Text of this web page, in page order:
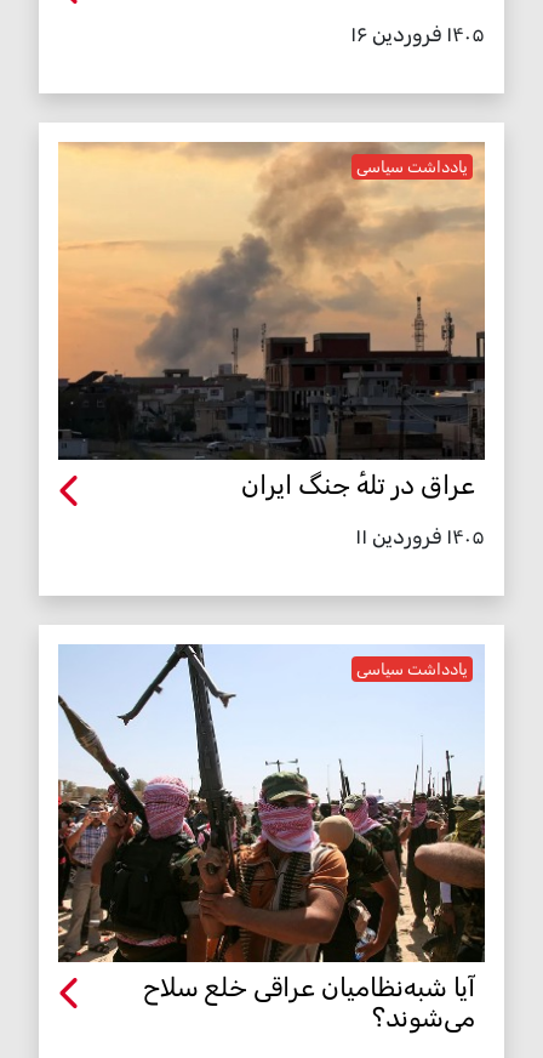
۱۴۰۵ فروردین ۱۶
یادداشت سیاسی
عراق در تلهٔ جنگ ایران
۱۴۰۵ فروردین ۱۱
یادداشت سیاسی
آیا شبه‌نظامیان عراقی خلع سلاح
می‌شوند؟